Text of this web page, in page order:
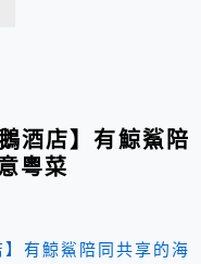
酒店】有鯨鯊陪
粵菜